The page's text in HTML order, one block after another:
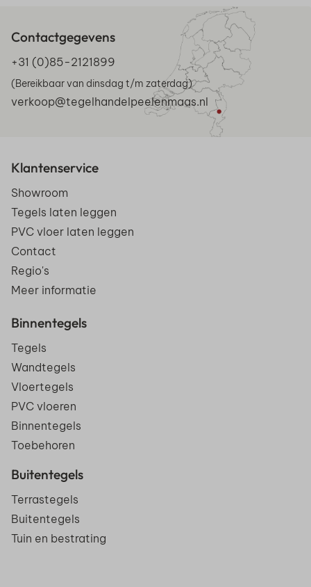
Contactgegevens
+31 (0)85-2121899
(Bereikbaar van dinsdag t/m zaterdag)
verkoop@tegelhandelpeelenmaas.nl
Klantenservice
Showroom
Tegels laten leggen
PVC vloer laten leggen
Contact
Regio's
Meer informatie
Binnentegels
Tegels
Wandtegels
Vloertegels
PVC vloeren
Binnentegels
Toebehoren
Buitentegels
Terrastegels
Buitentegels
Tuin en bestrating